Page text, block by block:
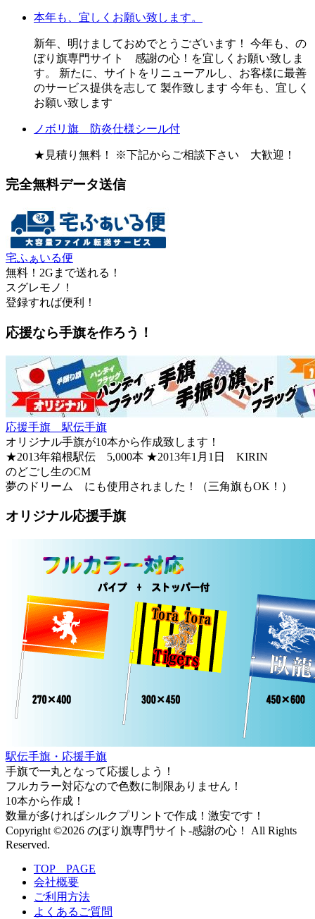
本年も、宜しくお願い致します。
新年、明けましておめでとうございます！ 今年も、の
ぼり旗専門サイト 感謝の心！を宜しくお願い致しま
す。 新たに、サイトをリニューアルし、お客様に最善
のサービス提供を志して 製作致します 今年も、宜しく
お願い致します
ノボリ旗 防炎仕様シール付
★見積り無料！ ※下記からご相談下さい 大歓迎！
完全無料データ送信
宅ふぁいる便
無料！2Gまで送れる！
スグレモノ！
登録すれば便利！
応援なら手旗を作ろう！
応援手旗 駅伝手旗
オリジナル手旗が10本から作成致します！
★2013年箱根駅伝 5,000本 ★2013年1月1日 KIRIN
のどごし生のCM
夢のドリーム にも使用されました！（三角旗もOK！）
オリジナル応援手旗
駅伝手旗・応援手旗
手旗で一丸となって応援しよう！
フルカラー対応なので色数に制限ありません！
10本から作成！
数量が多ければシルクプリントで作成！激安です！
Copyright ©2026 のぼり旗専門サイト-感謝の心！ All Rights
Reserved.
TOP PAGE
会社概要
ご利用方法
よくあるご質問